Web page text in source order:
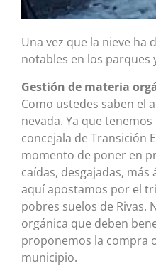
Una vez que la nieve ha
notables en los parques
Gestión de materia
Como ustedes saben el
nevada. Ya que
concejala de Transición
momento de poner en
caídas, desgajadas,
aquí apostamos por el
pobres suelos de Rivas.
orgánica que deben
proponemos la compra
municipio.